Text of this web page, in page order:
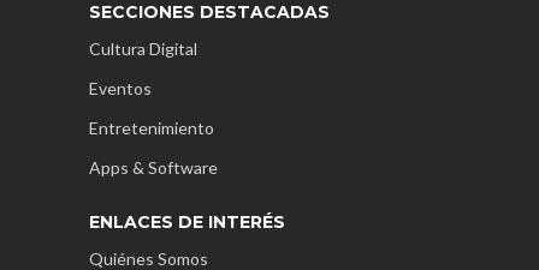
SECCIONES DESTACADAS
Cultura Digital
Eventos
Entretenimiento
Apps & Software
ENLACES DE INTERÉS
Quiénes Somos